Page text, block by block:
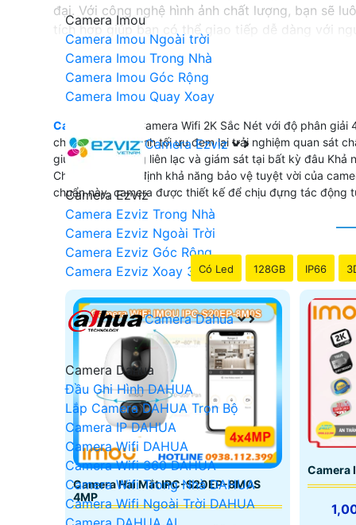
Camera Imou
Camera Imou Ngoài trời
Camera Imou Trong Nhà
Camera Imou Góc Rộng
Camera Imou Quay Xoay
Camera Ezviz
Camera Ezviz
Camera Ezviz Trong Nhà
Camera Ezviz Ngoài Trời
Camera Ezviz Góc Rộng
Camera Ezviz Xoay 360
Camera Dahua
Camera Dahua
Đầu Ghi Hình DAHUA
Lắp Camera DAHUA Trọn Bộ
Camera IP DAHUA
Camera Wifi DAHUA
Camera Wifi 360 DAHUA
Camera Wifi Trong Nhà DAHUA
Camera Wifi Ngoài Trời DAHUA
đại. Với công nghệ hình ảnh chất lượng, bạn sẽ
tích hợp giúp bạn có thể giao tiếp dễ dàng với
trộm giúp bảo vệ tài sản và ngôi nhà của bạn
Camera wifi 2k
Camera Wifi 2K Sắc Nét với độ phân
chất lượng hình ảnh tối ưu đem lại trải nghiệm quan sát
giúp bạn dễ dàng liên lạc và giám sát tại bất kỳ đâu Khả
Chuẩn IP66 xác định khả năng bảo vệ tuyệt vời của
chuẩn này, camera được thiết kế để chịu đựng tác động
Có Led 128GB IP66
Camera Hai Mắt IPC-S20EP-8M0S
4MP
Camera